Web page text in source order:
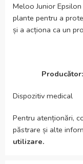
Meloo Junior
plante pentru a
și a acționa ca un
Producător:
Dispozitiv medical
Pentru atenționări,
păstrare și alte
utilizare.